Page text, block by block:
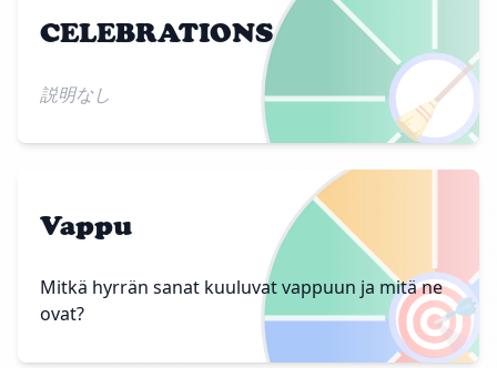
🧹
CELEBRATIONS
説明なし
🎯
Vappu
Mitkä hyrrän sanat kuuluvat vappuun ja mitä ne
ovat?